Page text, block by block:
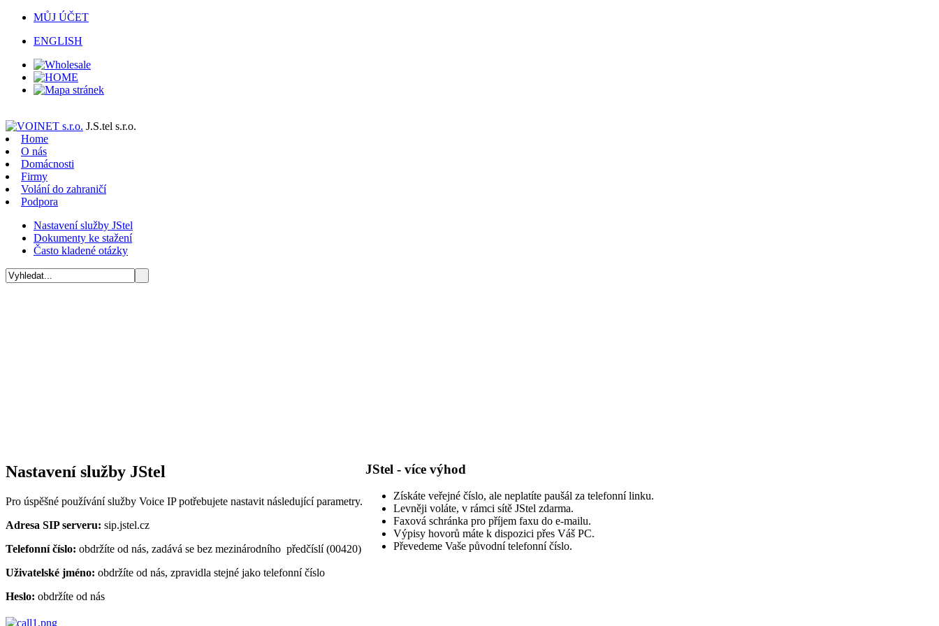
MŮJ ÚČET
ENGLISH
J.S.tel s.r.o.
Home
O nás
Domácnosti
Firmy
Volání do zahraničí
Podpora
Nastavení služby JStel
Dokumenty ke stažení
Často kladené otázky
Nastavení služby JStel
Pro úspěšné používání služby Voice IP potřebujete nastavit následující parametry.
Adresa SIP serveru: sip.jstel.cz
Telefonní číslo: obdržíte od nás, zadává se bez mezinárodního předčíslí (00420)
Uživatelské jméno: obdržíte od nás, zpravidla stejné jako telefonní číslo
Heslo: obdržíte od nás
JStel - více výhod
Získáte veřejné číslo, ale neplatíte paušál za telefonní linku.
Levněji voláte, v rámci sítě JStel zdarma.
Faxová schránka pro příjem faxu do e-mailu.
Výpisy hovorů máte k dispozici přes Váš PC.
Převedeme Vaše původní telefonní číslo.